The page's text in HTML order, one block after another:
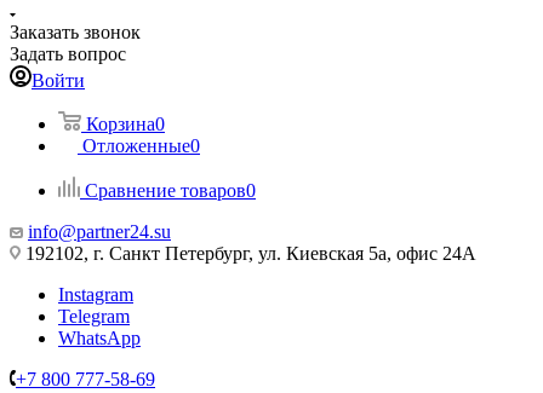
Заказать звонок
Задать вопрос
Войти
Корзина0
Отложенные0
Сравнение товаров0
info@partner24.su
192102, г. Санкт Петербург, ул. Киевская 5а, офис 24А
Instagram
Telegram
WhatsApp
+7 800 777-58-69